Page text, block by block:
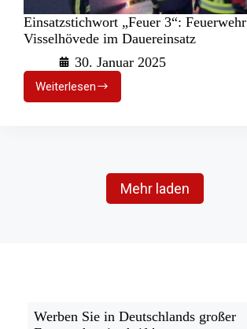
Einsatzstichwort „Feuer 3“: Feuerwehr
Visselhövede im Dauereinsatz
30. Januar 2025
WeiterlesenEinsatzstichwort
„Feuer
Dauereinsatz
Mehr laden
Werben Sie in Deutschlands großer